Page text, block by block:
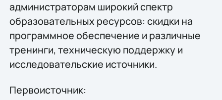
администраторам широкий спектр
образовательных ресурсов: скидки на
программное обеспечение и различные
тренинги, техническую поддержку и
исследовательские источники.
Первоисточник: